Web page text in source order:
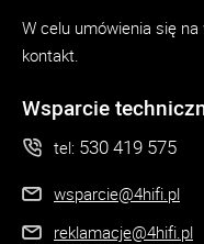
W celu umówienia się
kontakt.
Wsparcie
tel: 530 419 575
wsparcie@4hifi.pl
reklamacje@4hifi.pl